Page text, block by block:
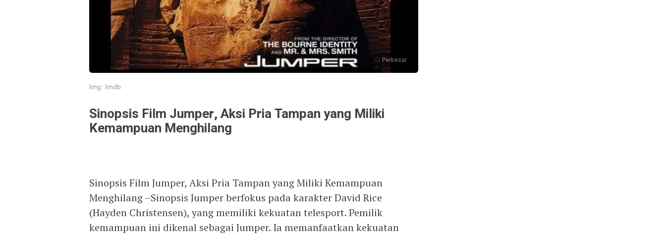
Perbesar
Img: Imdb
Sinopsis Film Jumper, Aksi Pria Tampan yang Miliki
Kemampuan Menghilang
Sinopsis Film Jumper, Aksi Pria Tampan yang Miliki Kemampuan
Menghilang –Sinopsis Jumper berfokus pada karakter David Rice
(Hayden Christensen), yang memiliki kekuatan telesport. Pemilik
kemampuan ini dikenal sebagai Jumper. Ia memanfaatkan kekuatan